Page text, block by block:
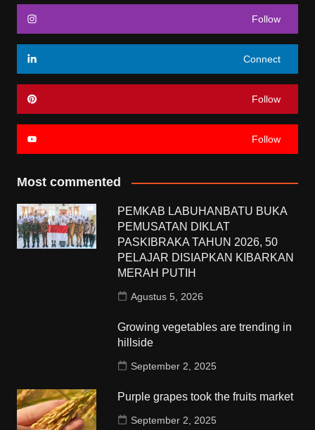
Follow
Connect
Follow
Follow
Most commented
PEMKAB LABUHANBATU BUKA
PEMUSATAN DIKLAT
PASKIBRAKA TAHUN 2026, 50
PELAJAR DISIAPKAN KIBARKAN
MERAH PUTIH
Agustus 5, 2026
Growing vegetables are trending in
hillside
September 2, 2025
Purple grapes took the fruits market
September 2, 2025